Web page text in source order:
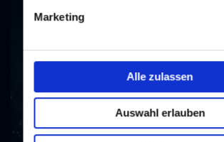
Marketing
Alle zulassen
Auswahl erlauben